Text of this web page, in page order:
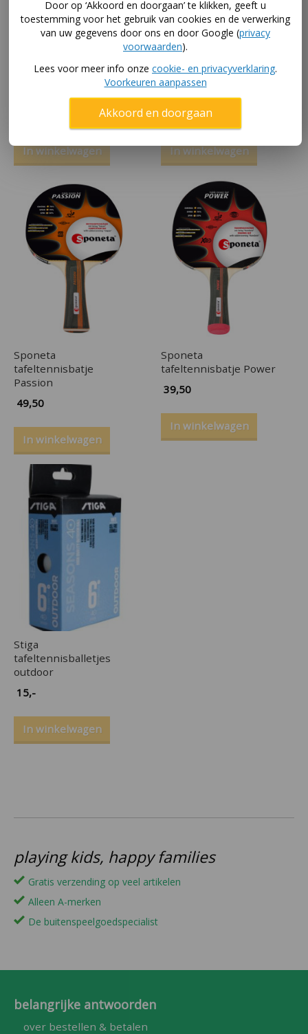
In winkelwagen
Sponeta
tafeltennisbatje Force
35,-
In winkelwagen
Sponeta
tafeltennisbatje
Passion
49,50
In winkelwagen
Sponeta
tafeltennisbatje Power
39,50
In winkelwagen
Stiga
tafeltennisballetjes
outdoor
15,-
In winkelwagen
playing kids, happy families
Gratis verzending op veel artikelen
Alleen A-merken
De buitenspeelgoedspecialist
belangrijke antwoorden
over bestellen & betalen
Door op ‘Akkoord en doorgaan’ te klikken, geeft u
toestemming voor het gebruik van cookies en de verwerking
van uw gegevens door ons en door Google (privacy
voorwaarden).
Lees voor meer info onze cookie- en privacyverklaring.
Voorkeuren aanpassen
Akkoord en doorgaan